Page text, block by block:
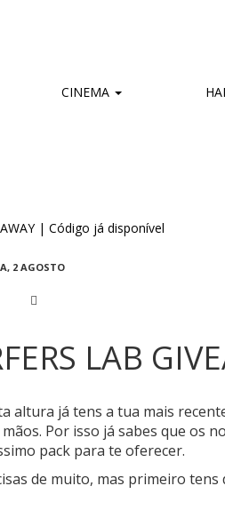
CINEMA
2 AGOSTO
LAB
altura já tens a tua mais
Por isso já sabes que os
pack para te oferecer.
de muito, mas primeiro